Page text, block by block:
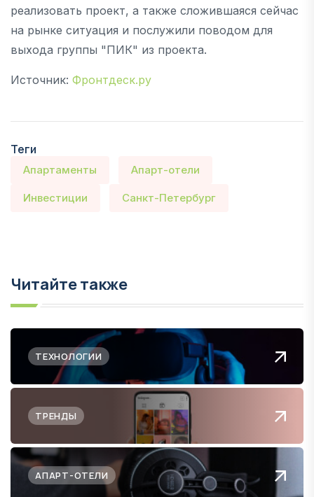
реализовать проект, а также сложившаяся сейчас
на рынке ситуация и послужили поводом для
выхода группы "ПИК" из проекта.
Источник: Фронтдеск.ру
Теги
Апартаменты Апарт-отели
Инвестиции Санкт-Петербург
Читайте также
ТЕХНОЛОГИИ
ТРЕНДЫ
АПАРТ-ОТЕЛИ